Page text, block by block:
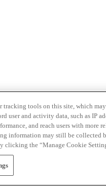
tracking tools on this site, which
user and activity data, such as IP
and reach users with
information may still be collected
clicking the “Manage Cookie